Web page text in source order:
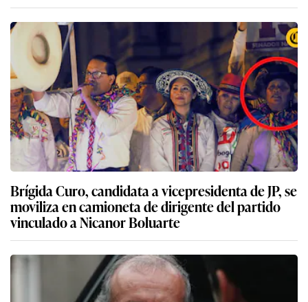
Brígida Curo, candidata a vicepresidenta de JP, se
moviliza en camioneta de dirigente del partido
vinculado a Nicanor Boluarte